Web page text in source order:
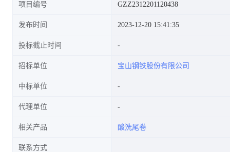
项目编号 GZZ2312201120438
发布时间 2023-12-20 15:41:35
投标截止时间
招标单位 宝山钢铁股份有限公司
中标单位
代理单位
相关产品 酸洗尾卷
联系方式